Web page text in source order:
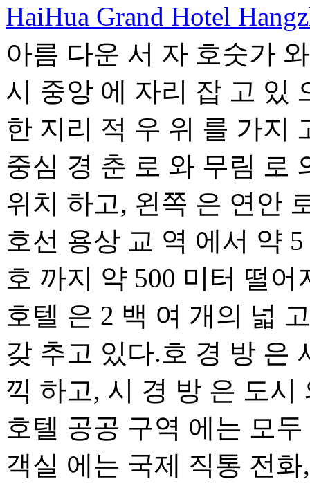
HaiHua Grand Hotel
아름 다운 서 자 호숫가
시 중앙 에 자리 잡 고 있
한 지리 적 우 위 를 가지
중심 경 춘 로 와 무림 로
위치 하고, 왼쪽 은 연안
호선 용상 교 역 에서 약
호 까지 약 500 미터 떨어
호텔 은 2 백 여 개의 넓
갖 추고 있다.호 경 방 은
끽 하고, 시 경 방 은 도
호텔 공공 구역 에는 모
객실 에는 국제 직통 전